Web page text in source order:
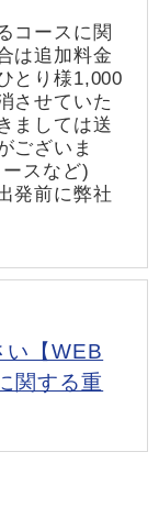
コースに関
は追加料金
とり様1,000
させていた
ましては送
ございま
スなど)
発前に弊社
【WEB
関する重